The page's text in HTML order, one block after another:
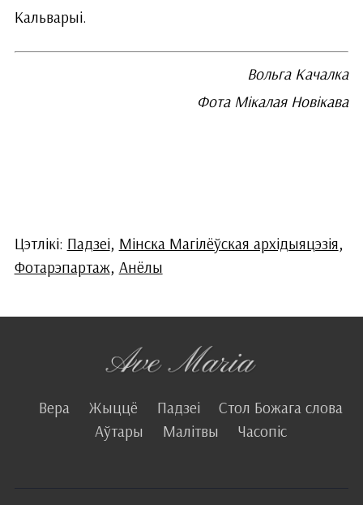
Кальварыі.
Вольга Качалка
Фота Мікалая Новікава
Цэтлікі: Падзеі, Мінска Магілёўская архідыяцэзія,
Фотарэпартаж, Анёлы
Вера Жыццё Падзеі
Стол Божага слова
Аўтары
Малітвы Часопіс